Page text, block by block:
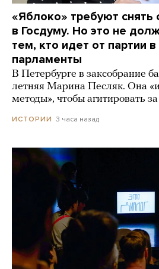
«Яблоко» требуют снять
в Госдуму. Но это не
тем, кто идет от партии
парламенты
В Петербурге в заксобрание
летняя Марина Песляк. Она
методы», чтобы агитировать
ИСТОРИИ 3 часа назад